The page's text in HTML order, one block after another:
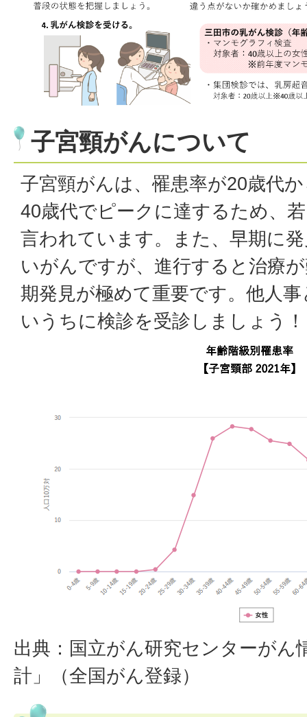
子宮頸がんについて
子宮頸がんは、罹患率が20歳代
40歳代でピークに達するため、
言われています。また、早期に
いがんですが、進行すると治療
期発見が極めて重要です。他人
いうちに検診を受診しましょう！
出典：国立がん研究センターがん
計」（全国がん登録）